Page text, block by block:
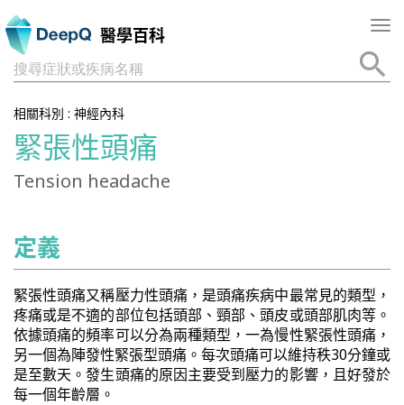
醫學百科
搜尋症狀或疾病名稱
相關科別 : 神經內科
緊張性頭痛
Tension headache
定義
緊張性頭痛又稱壓力性頭痛，是頭痛疾病中最常見的類型，
疼痛或是不適的部位包括頭部、頸部、頭皮或頭部肌肉等。
依據頭痛的頻率可以分為兩種類型，一為慢性緊張性頭痛，
另一個為陣發性緊張型頭痛。每次頭痛可以維持秩30分鐘或
是至數天。發生頭痛的原因主要受到壓力的影響，且好發於
每一個年齡層。